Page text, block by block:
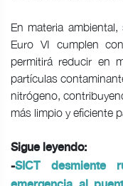
En materia
Euro VI cumplen
permitirá reducir en
partículas
nitrógeno,
más limpio y eficiente
Sigue leyendo:
-SICT desmiente